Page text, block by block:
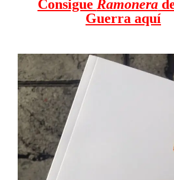
Consigue​​ Ramonera
Guerra aquí